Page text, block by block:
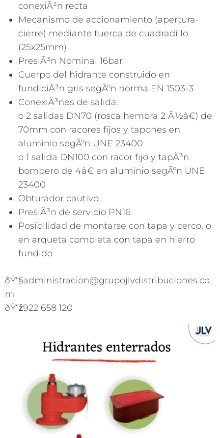
conexiÃ³n recta
Mecanismo de accionamiento (apertura-
cierre) mediante tuerca de cuadradillo
(25x25mm)
PresiÃ³n Nominal 16bar
Cuerpo del hidrante construido en
fundiciÃ³n gris segÃºn norma EN 1503-3
ConexiÃ³nes de salida:
o 2 salidas DN70 (rosca hembra 2 Â½â€) de
70mm con racores fijos y tapones en
aluminio segÃºn UNE 23400
o 1 salida DN100 con racor fijo y tapÃ³n
bombero de 4â€ en aluminio segÃºn UNE
23400
Obturador cautivo
PresiÃ³n de servicio PN16
Posibilidad de montarse con tapa y cerco, o
en arqueta completa con tapa en hierro
fundido
ðŸ“§administracion@grupojlvdistribuciones.co
m
ðŸ“ž922 658 120